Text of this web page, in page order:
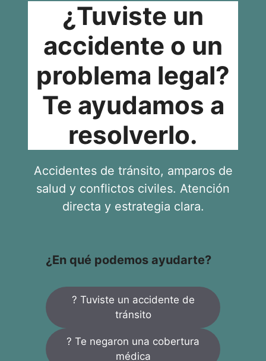
¿Tuviste un
accidente o un
problema legal?
Te ayudamos a
resolverlo.
Accidentes de tránsito, amparos de
salud y conflictos civiles. Atención
directa y estrategia clara.
¿En qué podemos ayudarte?
? Tuviste un accidente de
tránsito
? Te negaron una cobertura
médica